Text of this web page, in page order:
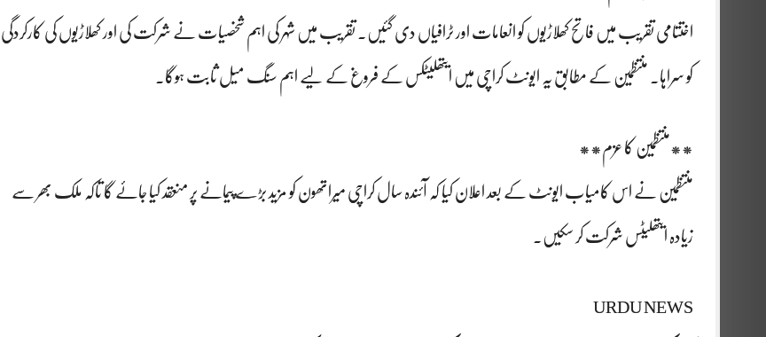
اختتامی تقریب میں فاتح کھلاڑیوں کو انعامات اور ٹرافیاں دی گئیں۔ تقریب میں شہر کی اہم شخصیات نے شرکت کی اور کھلاڑیوں کی کارکردگی
کو سراہا۔ منتظمین کے مطابق یہ ایونٹ کراچی میں ایتھلیٹکس کے فروغ کے لیے اہم سنگ میل ثابت ہوگا۔
**منتظمین کا عزم**
منتظمین نے اس کامیاب ایونٹ کے بعد اعلان کیا کہ آئندہ سال کراچی میراتھون کو مزید بڑے پیمانے پر منعقد کیا جائے گا تاکہ ملک بھر سے
زیادہ ایتھلیٹس شرکت کر سکیں۔
URDU NEWS